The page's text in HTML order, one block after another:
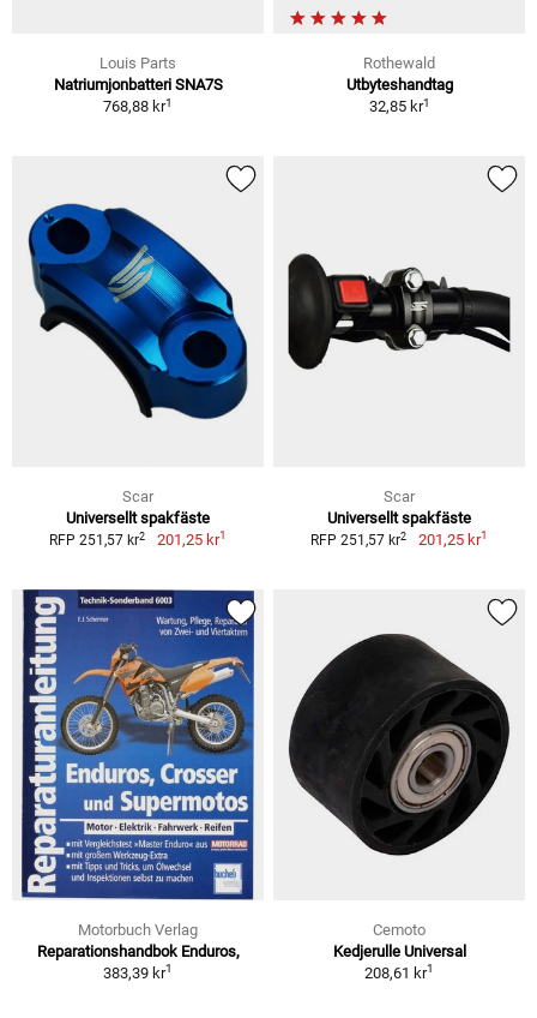
Louis Parts
Natriumjonbatteri SNA7S
768,88 kr1
Rothewald
Utbyteshandtag
32,85 kr1
Scar
Universellt spakfäste
RFP 251,57 kr2 201,25 kr1
Scar
Universellt spakfäste
RFP 251,57 kr2 201,25 kr1
Motorbuch Verlag
Reparationshandbok Enduros,
383,39 kr1
Cemoto
Kedjerulle Universal
208,61 kr1